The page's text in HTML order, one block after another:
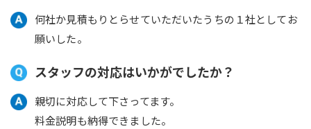
何社か見積もりとらせていただいたうちの１社としてお
願いした。
スタッフの対応はいかがでしたか？
親切に対応して下さってます。
料金説明も納得できました。